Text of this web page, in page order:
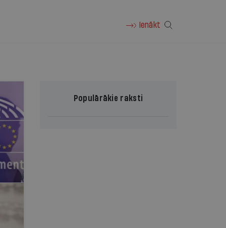
Ienākt
Populārākie raksti